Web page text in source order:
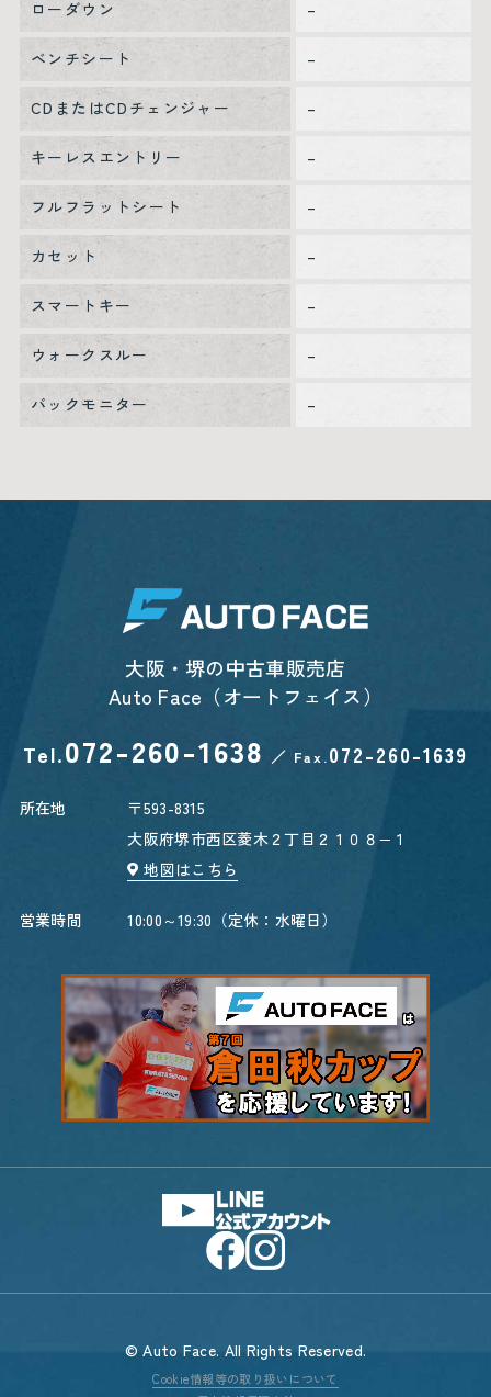
ローダウン –
ベンチシート –
CDまたはCDチェンジャー –
キーレスエントリー –
フルフラットシート –
カセット –
スマートキー –
ウォークスルー –
バックモニター –
大阪・堺の中古車販売店
Auto Face（オートフェイス）
Tel.072-260-1638 ／ Fax.072-260-1639
所在地
〒593-8315
大阪府堺市西区菱木２丁目２１０８−１
地図はこちら
営業時間 10:00～19:30（定休：水曜日）
© Auto Face. All Rights Reserved.
Cookie情報等の取り扱いについて